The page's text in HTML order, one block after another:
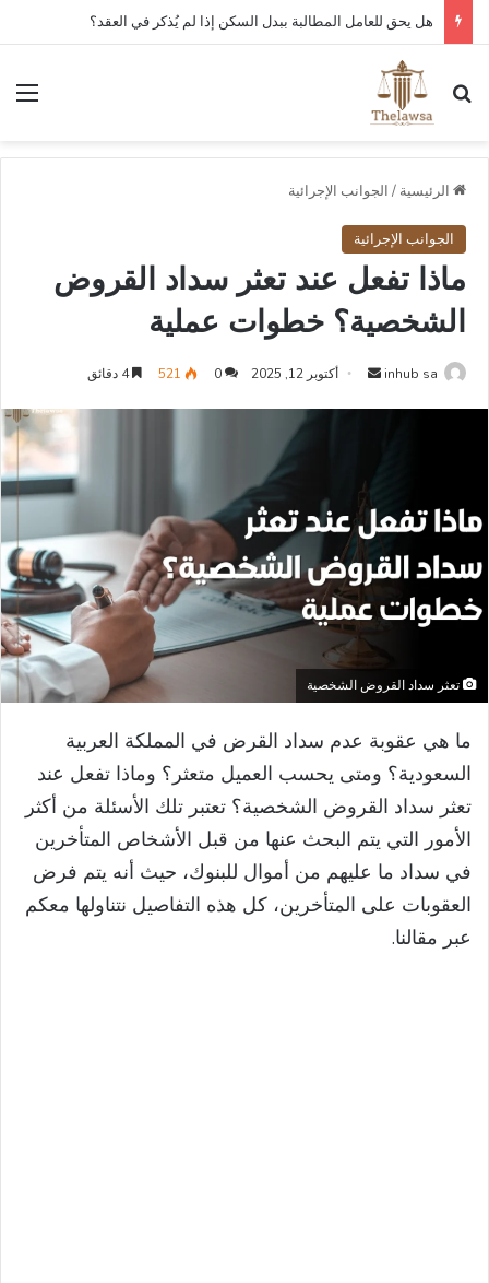
كم مدة قبول أو رفض عقد العمل الإلكتروني في قوى؟
بحث عن
الرئيسية / الجوانب الإجرائية
الجوانب الإجرائية
ماذا تفعل عند تعثر سداد القروض
الشخصية؟ خطوات عملية
inhub sa
أرسل أكتوبر 12, 2025 0
521 4 دقائق
تعثر سداد القروض الشخصية
ما هي عقوبة عدم سداد القرض في المملكة العربية
السعودية؟ ومتى يحسب العميل متعثر؟ وماذا تفعل عند
تعثر سداد القروض الشخصية؟ تعتبر تلك الأسئلة من أكثر
الأمور التي يتم البحث عنها من قبل الأشخاص المتأخرين
في سداد ما عليهم من أموال للبنوك، حيث أنه يتم فرض
العقوبات على المتأخرين، كل هذه التفاصيل نتناولها معكم
عبر مقالنا.